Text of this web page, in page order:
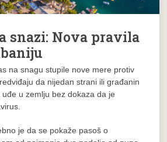
snazi: Nova pravila
na snagu stupile nove mere protiv
da nijedan strani ili građanin
u zemlju bez dokaza da je
je da se pokaže pasoš o